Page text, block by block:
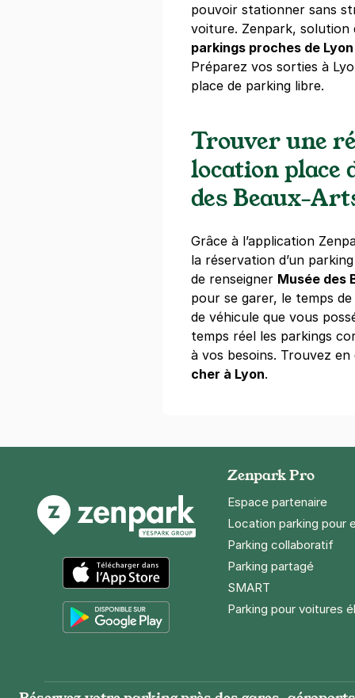
Part-Dieu -
94 rue
69003 Lyon
4,4(86
/heure 35,70 €/jour,
+ Abonnements disponibles
Séjours &
69007Lyon
4,3(19 avis)
/heure
Réserver
+ Abonnements disponibles
pouvoir stationner sans
voiture. Zenpark, solution
parkings proches de
Préparez vos sorties à
place de parking libre.
Trouver une
location place
des Beaux-
Grâce à l’application
la réservation d’un
de renseigner Musée des
pour se garer, le temps
de véhicule que vous
temps réel les parkings
à vos besoins. Trouvez en
cher à Lyon.
App Store
Zenpark Pro
Espace partenaire
Location parking pour
Parking collaboratif
Parking partagé
SMART
Parking pour voitures